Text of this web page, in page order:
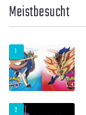
Meistbesucht